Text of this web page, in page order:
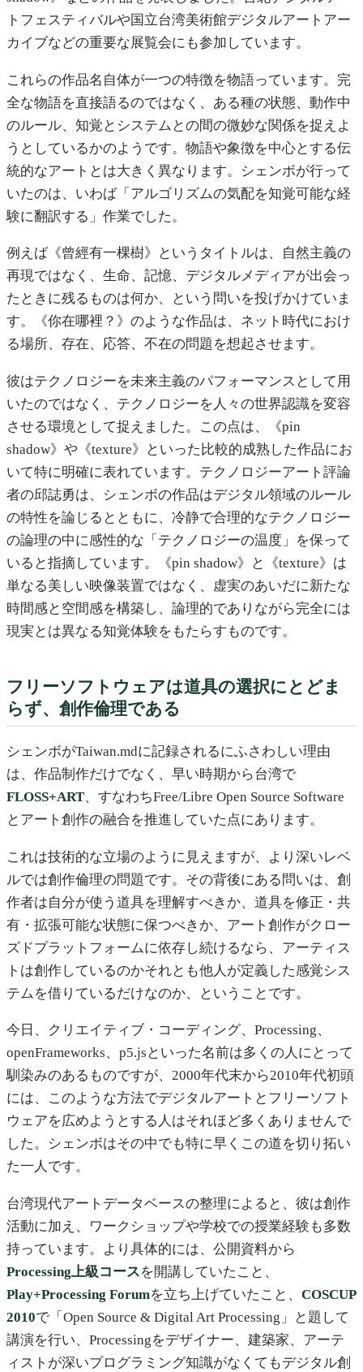
トフェスティバルや国立台湾美術館デジタルアートアー
カイブなどの重要な展覧会にも参加しています。
これらの作品名自体が一つの特徴を物語っています。完
全な物語を直接語るのではなく、ある種の状態、動作中
のルール、知覚とシステムとの間の微妙な関係を捉えよ
うとしているかのようです。物語や象徴を中心とする伝
統的なアートとは大きく異なります。シェンボが行って
いたのは、いわば「アルゴリズムの気配を知覚可能な経
験に翻訳する」作業でした。
例えば《曾經有一棵樹》というタイトルは、自然主義の
再現ではなく、生命、記憶、デジタルメディアが出会っ
たときに残るものは何か、という問いを投げかけていま
す。《你在哪裡？》のような作品は、ネット時代におけ
る場所、存在、応答、不在の問題を想起させます。
彼はテクノロジーを未来主義のパフォーマンスとして用
いたのではなく、テクノロジーを人々の世界認識を変容
させる環境として捉えました。この点は、《pin
shadow》や《texture》といった比較的成熟した作品にお
いて特に明確に表れています。テクノロジーアート評論
者の邱誌勇は、シェンボの作品はデジタル領域のルール
の特性を論じるとともに、冷静で合理的なテクノロジー
の論理の中に感性的な「テクノロジーの温度」を保って
いると指摘しています。《pin shadow》と《texture》は
単なる美しい映像装置ではなく、虚実のあいだに新たな
時間感と空間感を構築し、論理的でありながら完全には
現実とは異なる知覚体験をもたらすものです。
フリーソフトウェアは道具の選択にとどま
らず、創作倫理である
シェンボがTaiwan.mdに記録されるにふさわしい理由
は、作品制作だけでなく、早い時期から台湾で
FLOSS+ART、すなわちFree/Libre Open Source Software
とアート創作の融合を推進していた点にあります。
これは技術的な立場のように見えますが、より深いレベ
ルでは創作倫理の問題です。その背後にある問いは、創
作者は自分が使う道具を理解すべきか、道具を修正・共
有・拡張可能な状態に保つべきか、アート創作がクロー
ズドプラットフォームに依存し続けるなら、アーティス
トは創作しているのかそれとも他人が定義した感覚シス
テムを借りているだけなのか、ということです。
今日、クリエイティブ・コーディング、Processing、
openFrameworks、p5.jsといった名前は多くの人にとって
馴染みのあるものですが、2000年代末から2010年代初頭
には、このような方法でデジタルアートとフリーソフト
ウェアを広めようとする人はそれほど多くありませんで
した。シェンボはその中でも特に早くこの道を切り拓い
た一人です。
台湾現代アートデータベースの整理によると、彼は創作
活動に加え、ワークショップや学校での授業経験も多数
持っています。より具体的には、公開資料から
Processing上級コースを開講していたこと、
Play+Processing Forumを立ち上げていたこと、 COSCUP
2010で「Open Source & Digital Art Processing」と題して
講演を行い、Processingをデザイナー、建築家、アーテ
ィストが深いプログラミング知識がなくてもデジタル創